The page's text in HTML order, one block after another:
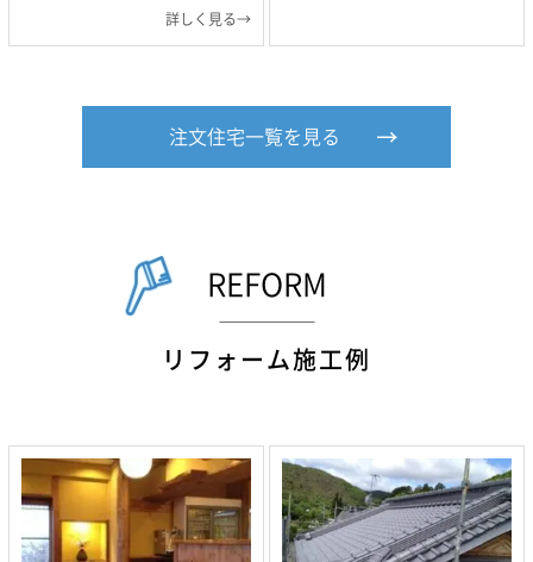
詳しく見る→
注文住宅一覧を見る
REFORM
リフォーム施工例